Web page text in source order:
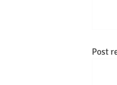
Post